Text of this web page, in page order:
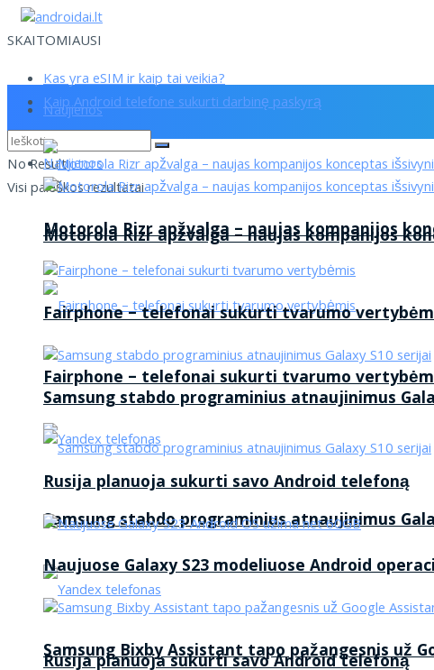
SKAITOMIAUSI
Kas yra eSIM ir kaip tai veikia?
Kaip Android telefone sukurti darbinę paskyrą
No Result
Visi paieškos rezultatai
Naujienos
Motorola Rizr apžvalga – naujas kompanijos
Fairphone – telefonai sukurti tvarumo
Samsung stabdo programinius atnaujinimus
Rusija planuoja sukurti savo Android telefoną
Naujienos
Motorola Rizr apžvalga – naujas kompanijos
Fairphone – telefonai sukurti tvarumo
Samsung stabdo programinius atnaujinimus
Rusija planuoja sukurti savo Android telefoną
Naujuose Galaxy S23 modeliuose Android
Samsung Bixby Assistant tapo pažangesnis už